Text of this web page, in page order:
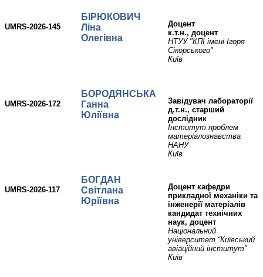
UMRS-2026-145
БІРЮКОВИЧ
Ліна
Олегівна
доцент
к.т.н., доцент
НТУУ "КПІ імені Ігоря
Сікорського"
Київ
UMRS-2026-172
БОРОДЯНСЬКА
Ганна
Юліївна
Завідувач лабораторії
д.т.н., старший
дослідник
Інститут проблем
матеріалознавства
НАНУ
Київ
UMRS-2026-117
БОГДАН
Світлана
Юріївна
доцент кафедри
прикладної механіки та
інженерії матеріалів
кандидат технічних
наук, доцент
Національний
університет “Київський
авіаційний інститут”
Київ